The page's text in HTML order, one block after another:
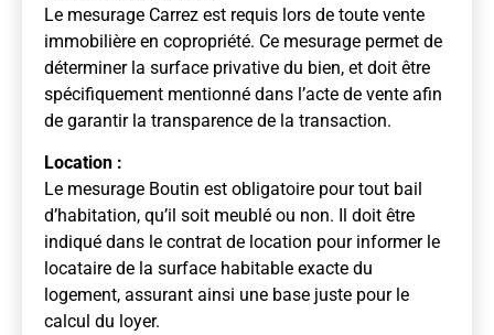
Le mesurage Carrez est requis lors de toute vente
immobilière en copropriété. Ce mesurage permet de
déterminer la surface privative du bien, et doit être
spécifiquement mentionné dans l’acte de vente afin
de garantir la transparence de la transaction.
Location :
Le mesurage Boutin est obligatoire pour tout bail
d’habitation, qu’il soit meublé ou non. Il doit être
indiqué dans le contrat de location pour informer le
locataire de la surface habitable exacte du
logement, assurant ainsi une base juste pour le
calcul du loyer.